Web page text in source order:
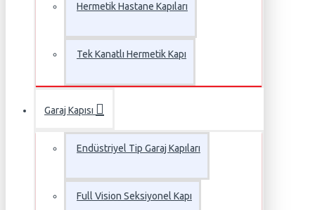
Hermetik Hastane Kapıları
Tek Kanatlı Hermetik Kapı
Garaj Kapısı
Endüstriyel Tip Garaj Kapıları
Full Vision Seksiyonel Kapı